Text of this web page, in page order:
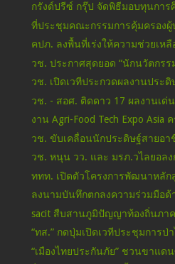
กรังด์ปรีซ์ กรุ๊ป จัดพิธีมอบทุนการ
ที่ประชุมคณะกรรมการคุ้มครอง
คปภ. ลงพื้นที่เร่งให้ความช่วยเห
วช. ประกาศสุดยอด “นักนวัตกรร
วช. เปิดเวทีประกวดผลงานประ
วช. - สอศ. ติดดาว 17 ผลงานเด่
งาน Agri-Food Tech Expo Asia
วช. ขับเคลื่อนนักประดิษฐ์สายอา
วช. หนุน วว. และ มรภ.วไลยอลง
ททท. เปิดตัวโครงการพัฒนาหลัก
ลงนามบันทึกตกลงความร่วมมือ
sacit สืบสานภูมิปัญญาท้องถิ่นภา
“ทส.” กดปุ่มเปิดเวทีประชุมการป่
“เมืองไทยประกันภัย” ชวนขาแด